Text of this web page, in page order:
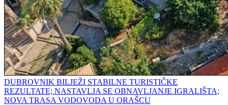
DUBROVNIK BILJEŽI STABILNE TURISTIČKE
REZULTATE; NASTAVLJA SE OBNAVLJANJE IGRALIŠTA;
NOVA TRASA VODOVODA U ORAŠCU